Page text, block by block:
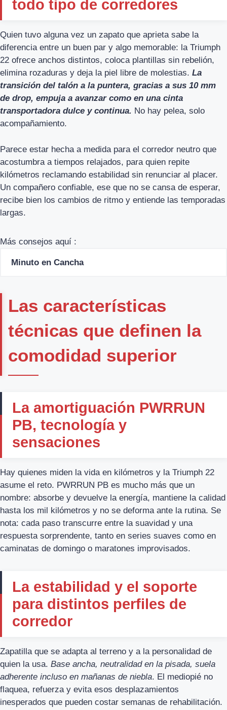
todo tipo de corredores
Quien tuvo alguna vez un zapato que aprieta sabe la
diferencia entre un buen par y algo memorable: la Triumph
22 ofrece anchos distintos, coloca plantillas sin rebelión,
elimina rozaduras y deja la piel libre de molestias. La
transición del talón a la puntera, gracias a sus 10 mm
de drop, empuja a avanzar como en una cinta
transportadora dulce y continua. No hay pelea, solo
acompañamiento.
Parece estar hecha a medida para el corredor neutro que
acostumbra a tiempos relajados, para quien repite
kilómetros reclamando estabilidad sin renunciar al placer.
Un compañero confiable, ese que no se cansa de esperar,
recibe bien los cambios de ritmo y entiende las temporadas
largas.
Más consejos aquí :
Minuto en Cancha
Las características
técnicas que definen la
comodidad superior
La amortiguación PWRRUN
PB, tecnología y
sensaciones
Hay quienes miden la vida en kilómetros y la Triumph 22
asume el reto. PWRRUN PB es mucho más que un
nombre: absorbe y devuelve la energía, mantiene la calidad
hasta los mil kilómetros y no se deforma ante la rutina. Se
nota: cada paso transcurre entre la suavidad y una
respuesta sorprendente, tanto en series suaves como en
caminatas de domingo o maratones improvisados.
La estabilidad y el soporte
para distintos perfiles de
corredor
Zapatilla que se adapta al terreno y a la personalidad de
quien la usa. Base ancha, neutralidad en la pisada, suela
adherente incluso en mañanas de niebla. El mediopié no
flaquea, refuerza y evita esos desplazamientos
inesperados que pueden costar semanas de rehabilitación.